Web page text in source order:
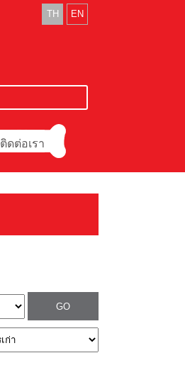
TH EN
ติดต่อเรา